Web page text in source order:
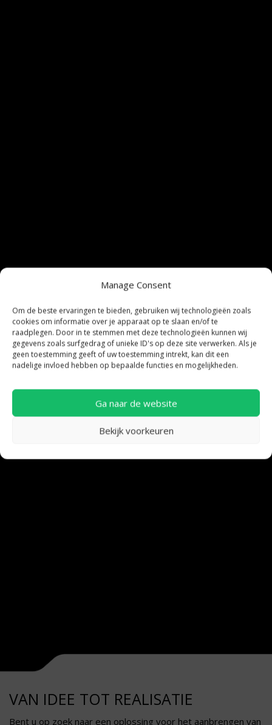
Manage Consent
Om de beste ervaringen te bieden, gebruiken wij technologieën zoals
cookies om informatie over je apparaat op te slaan en/of te
raadplegen. Door in te stemmen met deze technologieën kunnen wij
gegevens zoals surfgedrag of unieke ID's op deze site verwerken. Als je
geen toestemming geeft of uw toestemming intrekt, kan dit een
nadelige invloed hebben op bepaalde functies en mogelijkheden.
Ga naar de website
Bekijk voorkeuren
VAN IDEE TOT REALISATIE
Bent u op zoek naar een oplossing voor het aanbrengen van